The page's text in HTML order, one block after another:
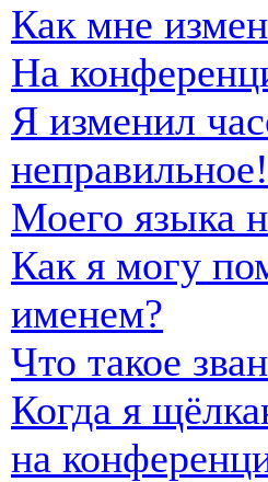
Как мне
На
Я изменил
неправильное!
Моего языка
Как я могу
именем?
Что такое
Когда я
на